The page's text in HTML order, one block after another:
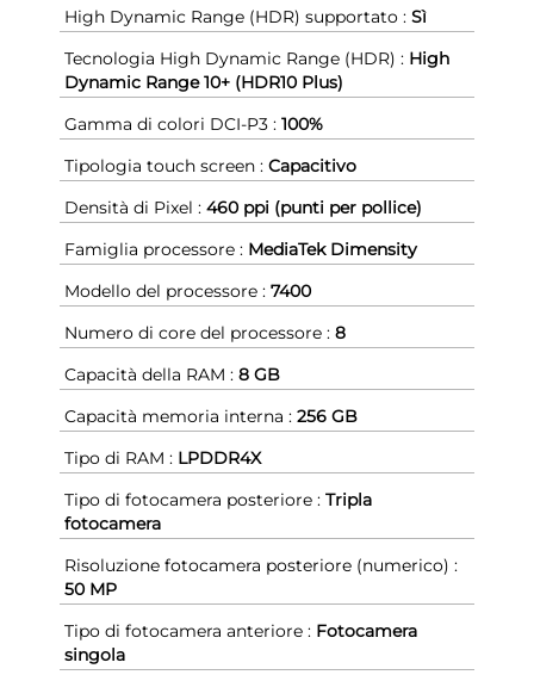
High Dynamic Range (HDR) supportato : Sì
Tecnologia High Dynamic Range (HDR) : High
Dynamic Range 10+ (HDR10 Plus)
Gamma di colori DCI-P3 : 100%
Tipologia touch screen : Capacitivo
Densità di Pixel : 460 ppi (punti per pollice)
Famiglia processore : MediaTek Dimensity
Modello del processore : 7400
Numero di core del processore : 8
Capacità della RAM : 8 GB
Capacità memoria interna : 256 GB
Tipo di RAM : LPDDR4X
Tipo di fotocamera posteriore : Tripla
fotocamera
Risoluzione fotocamera posteriore (numerico) :
50 MP
Tipo di fotocamera anteriore : Fotocamera
singola